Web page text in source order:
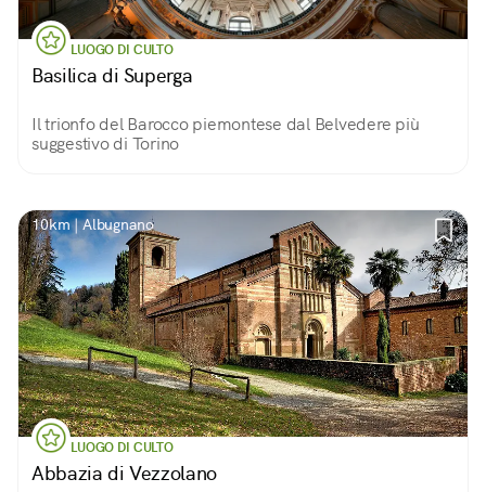
LUOGO DI CULTO
Basilica di Superga
Il trionfo del Barocco piemontese dal Belvedere più
suggestivo di Torino
10km | Albugnano
LUOGO DI CULTO
Abbazia di Vezzolano